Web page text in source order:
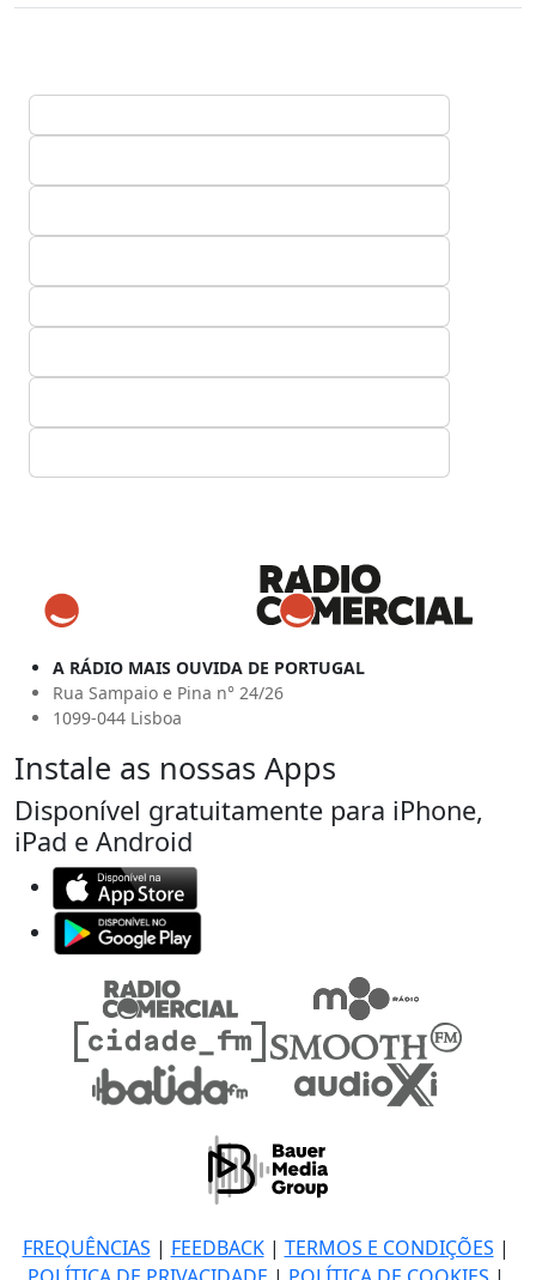
A RÁDIO MAIS OUVIDA DE PORTUGAL
Rua Sampaio e Pina n° 24/26
1099-044 Lisboa
Instale as nossas Apps
Disponível gratuitamente para iPhone,
iPad e Android
FREQUÊNCIAS | FEEDBACK| TERMOS E CONDIÇÕES |